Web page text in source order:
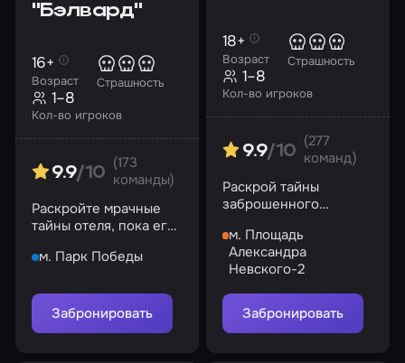
"Бэлвард"
Возраст
16+
Страшность
Кол-во игроков
1–8
9.9/10
(173
команды)
Раскройте мрачные
тайны отеля, пока его
вас!
м. Парк Победы
Забронировать
Возраст
18+
Страшность
Кол-во игроков
1–8
9.9/10
(277
команд)
Раскрой тайны
заброшенного
страшные
воспоминания
м. Площадь
Александра
Невского-2
Забронировать